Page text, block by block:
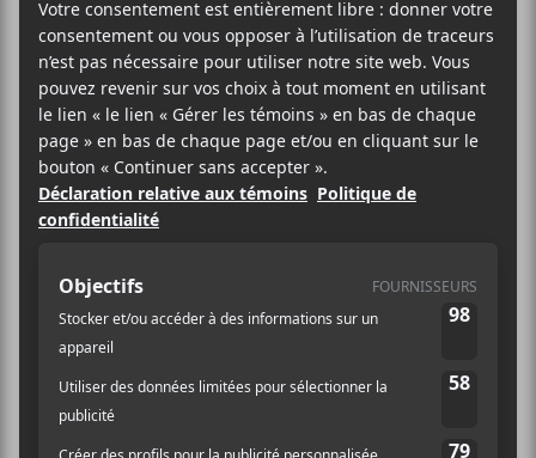
Les Francos de
Montréal 2023 :
explorer les
scènes
extérieures
gratuites en liste
de lecture